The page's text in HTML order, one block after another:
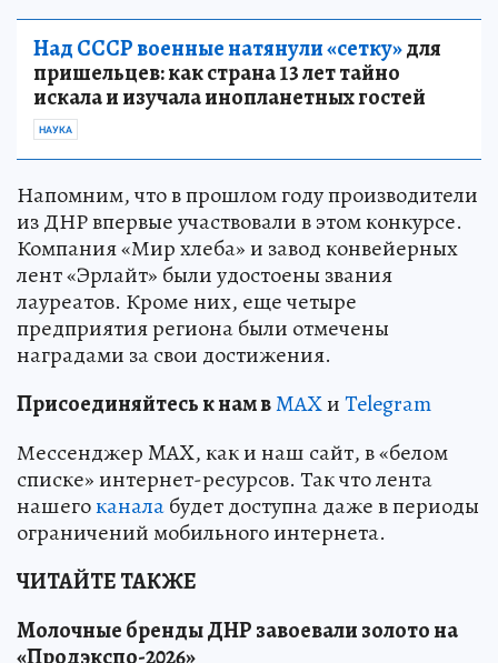
Над СССР военные натянули «сетку»для
пришельцев: как страна 13 лет тайно
искала и изучала инопланетных гостей
НАУКА
Напомним, что в прошлом году производители
из ДНР впервые участвовали в этом конкурсе.
Компания «Мир хлеба» и завод конвейерных
лент «Эрлайт» были удостоены звания
лауреатов. Кроме них, еще четыре
предприятия региона были отмечены
наградами за свои достижения.
Присоединяйтесь к нам вMAXиTelegram
Мессенджер MAX, как и наш сайт, в «белом
списке» интернет-ресурсов. Так что лента
нашегоканалабудет доступна даже в периоды
ограничений мобильного интернета.
ЧИТАЙТЕ ТАКЖЕ
Молочные бренды ДНР завоевали золото на